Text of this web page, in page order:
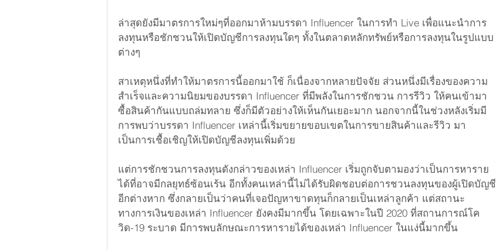
ล่าสุดยังมีมาตรการใหม่ๆที่ออกมาห้ามบรรดา Influencer ในการทำ Live เพื่อแนะนำการ
ลงทุนหรือชักชวนให้เปิดบัญชีการลงทุนใดๆ ทั้งในตลาดหลักทรัพย์หรือการลงทุนในรูปแบบ
ต่างๆ
สาเหตุหนึ่งที่ทำให้มาตรการนี้ออกมาใช้ ก็เนื่องจากหลายปัจจัย ส่วนหนึ่งมีเรื่องของความ
สำเร็จและความนิยมของบรรดา Influencer ที่มีพลังในการชักชวน การรีวิว ให้คนเข้ามา
ซื้อสินค้ากันแบบถล่มทลาย ซึ่งก็มีตัวอย่างให้เห็นกันเยอะมาก นอกจากนี้ในช่วงหลังเริ่มมี
การพบว่าบรรดา Influencer เหล่านี้เริ่มขยายขอบเขตในการขายสินค้าและรีวิว มา
เป็นการเชื้อเชิญให้เปิดบัญชีลงทุนเพิ่มด้วย
แต่การชักชวนการลงทุนดังกล่าวของเหล่า Influencer เริ่มถูกจับตามองว่าเป็นการหาราย
ได้ที่อาจมีกลยุทธ์ซ้อนเร้น อีกทั้งคนเหล่านี้ไม่ได้รับผิดชอบต่อการชวนลงทุนของผู้เปิดบัญชี
อีกต่างหาก ซึ่งกลายเป็นว่าคนที่เจอปัญหาขาดทุนก็กลายเป็นเหล่าลูกค้า แต่สถานะ
ทางการเงินของเหล่า Influencer ยังคงมีมากขึ้น โดยเฉพาะในปี 2020 ที่สถานการณ์โค
วิด-19 ระบาด มีการพบลักษณะการหารายได้ของเหล่า Influencer ในแง่นี้มากขึ้น